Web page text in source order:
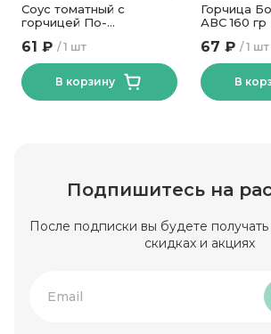
Соус томатный с
горчицей По-
КЗ 200 гр
1 шт
61 ₽
В корзину
Горчица
АВС 160 гр
1 шт
67 ₽
В
Подпишитесь на
После подписки вы будете
скидках и акциях